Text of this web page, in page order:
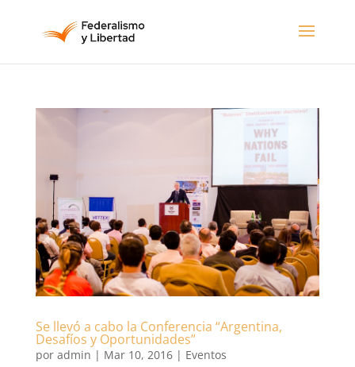
Se llevó a cabo la Conferencia “Argentina,
Desafíos y Oportunidades”
por admin | Mar 10, 2016| Eventos